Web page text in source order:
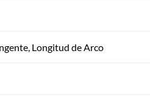
Longitud de Arco